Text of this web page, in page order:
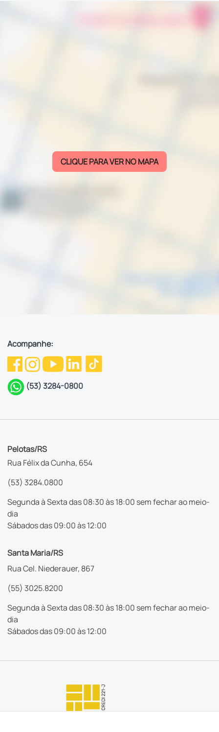
CLIQUE PARA VER NO MAPA
Acompanhe:
(53) 3284-0800
Pelotas/RS
Rua Félix da Cunha, 654
(53) 3284.0800
Segunda à Sexta das 08:30 às 18:00 sem fechar ao meio-
dia
Sábados das 09:00 às 12:00
Santa Maria/RS
Rua Cel. Niederauer, 867
(55) 3025.8200
Segunda à Sexta das 08:30 às 18:00 sem fechar ao meio-
dia
Sábados das 09:00 às 12:00